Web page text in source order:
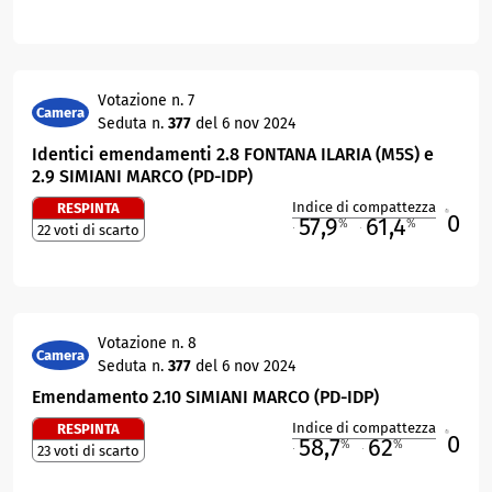
Camera
Votazione n. 7
Seduta n. 377 del 6 nov 2024
Identici emendamenti 2.8 FONTANA ILARIA (M5S) e
2.9 SIMIANI MARCO (PD-IDP)
RESPINTA
22 voti di scarto
Indice di compattezza
57,9% 61,4% 0
Camera
Votazione n. 8
Seduta n. 377 del 6 nov 2024
Emendamento 2.10 SIMIANI MARCO (PD-IDP)
RESPINTA
23 voti di scarto
Indice di compattezza
58,7% 62% 0